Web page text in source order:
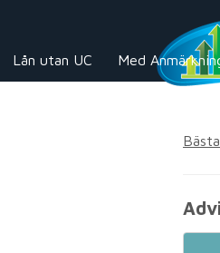
Lån utan UC Med